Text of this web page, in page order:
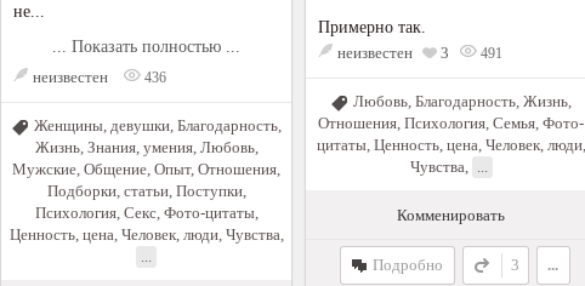
не...
... Показать полностью ...
неизвестен
436
Женщины, девушки Благодарность
Жизнь, Знания, умения, Любовь,
Мужские Общение Опыт, Отношения
Подборки, статьи, Поступки,
Психология, Секс, Фото-цитаты,
Ценность, цена Человек, люди, Чувства
Примерно так.
неизвестен
3 491
Любовь Благодарность Жизнь
Отношения Психология Семья Фото-
цитаты, Ценность, цена Человек, люди,
Чувства
Комменировать
Подробно 3 ...